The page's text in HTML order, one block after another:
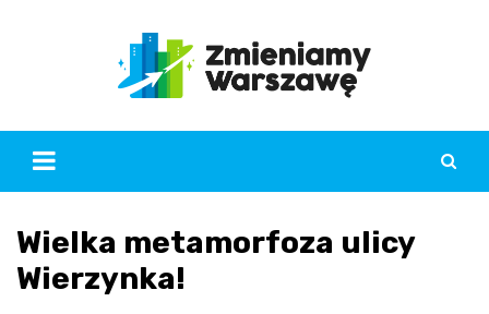
Wielka metamorfoza ulicy
Wierzynka!